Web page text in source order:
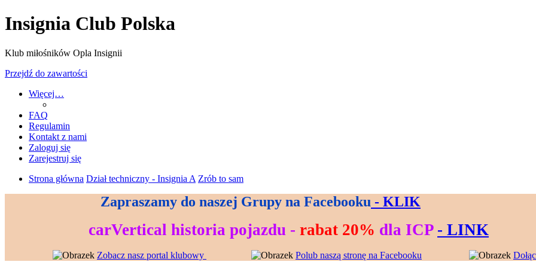
Insignia Club Polska
Klub miłośników Opla Insignii
Przejdź do zawartości
Więcej…
FAQ
Regulamin
Kontakt z nami
Zaloguj się
Zarejestruj się
Strona główna Dział techniczny - Insignia A Zrób to sam
Zapraszamy do naszej Grupy na Facebooku - KLIK
carVertical historia pojazdu - rabat 20% dla ICP - LINK
Zobacz nasz portal klubowy Polub naszą stronę na Facebooku